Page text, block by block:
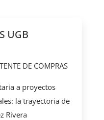
UGB
DE COMPRAS
a proyectos
la trayectoria de
Rivera